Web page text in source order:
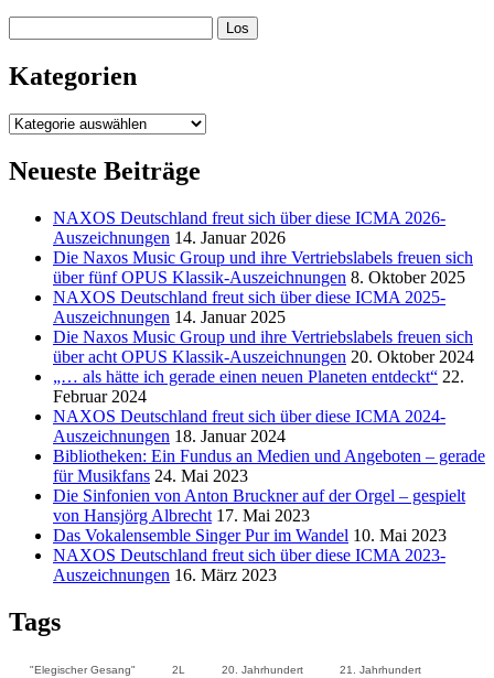
Kategorien
Kategorien
Neueste Beiträge
NAXOS Deutschland freut sich über diese ICMA 2026-
Auszeichnungen 14. Januar 2026
Die Naxos Music Group und ihre Vertriebslabels freuen sich
über fünf OPUS Klassik-Auszeichnungen 8. Oktober 2025
NAXOS Deutschland freut sich über diese ICMA 2025-
Auszeichnungen 14. Januar 2025
Die Naxos Music Group und ihre Vertriebslabels freuen sich
über acht OPUS Klassik-Auszeichnungen 20. Oktober 2024
„… als hätte ich gerade einen neuen Planeten entdeckt“ 22.
Februar 2024
NAXOS Deutschland freut sich über diese ICMA 2024-
Auszeichnungen 18. Januar 2024
Bibliotheken: Ein Fundus an Medien und Angeboten – gerade
für Musikfans 24. Mai 2023
Die Sinfonien von Anton Bruckner auf der Orgel – gespielt
von Hansjörg Albrecht 17. Mai 2023
Das Vokalensemble Singer Pur im Wandel 10. Mai 2023
NAXOS Deutschland freut sich über diese ICMA 2023-
Auszeichnungen 16. März 2023
Tags
"Elegischer Gesang" 2L 20. Jahrhundert 21. Jahrhundert